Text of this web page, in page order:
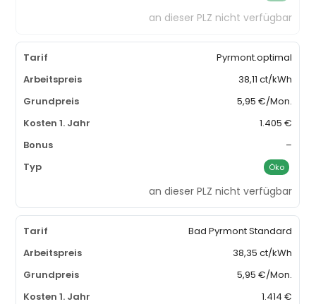
an dieser PLZ nicht verfügbar
Pyrmont.optimal
38,11 ct/kWh
5,95 €/Mon.
1.405 €
–
Öko
an dieser PLZ nicht verfügbar
Bad Pyrmont Standard
38,35 ct/kWh
5,95 €/Mon.
1.414 €